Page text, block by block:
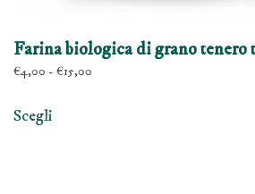
Farina biologica di grano tenero
€4,00 - €15,00
Scegli